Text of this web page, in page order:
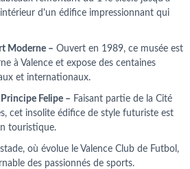
d'un édifice impressionnant qui
Moderne – Ouvert en 1989, ce musée est
à Valence et expose des centaines
et internationaux.
Principe Felipe – Faisant partie de la Cité
cet insolite édifice de style futuriste est
touristique.
où évolue le Valence Club de Futbol,
des passionnés de sports.